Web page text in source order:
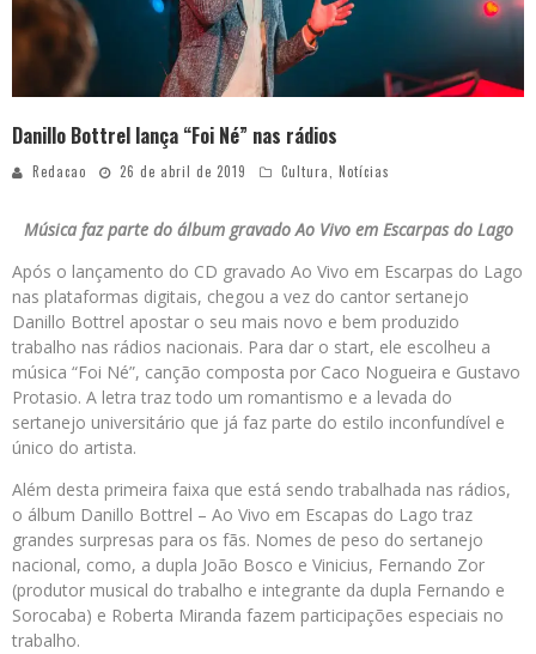
Danillo Bottrel lança “Foi Né” nas rádios
Redacao 26 de abril de 2019 Cultura, Notícias
Música faz parte do álbum gravado Ao Vivo em Escarpas do Lago
Após o lançamento do CD gravado Ao Vivo em Escarpas do Lago
nas plataformas digitais, chegou a vez do cantor sertanejo
Danillo Bottrel apostar o seu mais novo e bem produzido
trabalho nas rádios nacionais. Para dar o start, ele escolheu a
música “Foi Né”, canção composta por Caco Nogueira e Gustavo
Protasio. A letra traz todo um romantismo e a levada do
sertanejo universitário que já faz parte do estilo inconfundível e
único do artista.
Além desta primeira faixa que está sendo trabalhada nas rádios,
o álbum Danillo Bottrel – Ao Vivo em Escapas do Lago traz
grandes surpresas para os fãs. Nomes de peso do sertanejo
nacional, como, a dupla João Bosco e Vinicius, Fernando Zor
(produtor musical do trabalho e integrante da dupla Fernando e
Sorocaba) e Roberta Miranda fazem participações especiais no
trabalho.